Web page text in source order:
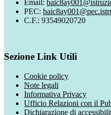
Email:
PEC:
C.F.: 93549020720
Sezione Link Utili
Cookie policy
Note legali
Informativa Privacy
Ufficio Relazioni con il
Dichiarazione di